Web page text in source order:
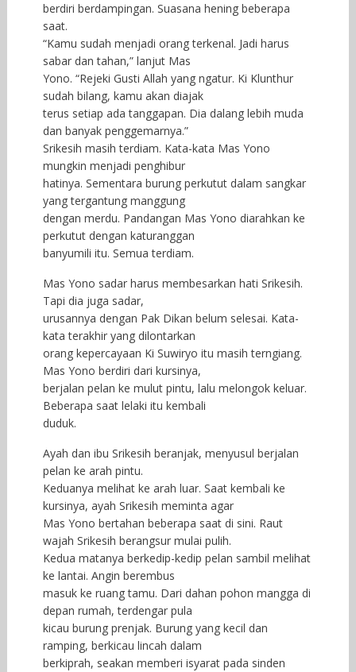
berdiri berdampingan. Suasana hening beberapa
saat.
“Kamu sudah menjadi orang terkenal. Jadi harus
sabar dan tahan,” lanjut Mas
Yono. “Rejeki Gusti Allah yang ngatur. Ki Klunthur
sudah bilang, kamu akan diajak
terus setiap ada tanggapan. Dia dalang lebih muda
dan banyak penggemarnya.”
Srikesih masih terdiam. Kata-kata Mas Yono
mungkin menjadi penghibur
hatinya. Sementara burung perkutut dalam sangkar
yang tergantung manggung
dengan merdu. Pandangan Mas Yono diarahkan ke
perkutut dengan katuranggan
banyumili itu. Semua terdiam.
Mas Yono sadar harus membesarkan hati Srikesih.
Tapi dia juga sadar,
urusannya dengan Pak Dikan belum selesai. Kata-
kata terakhir yang dilontarkan
orang kepercayaan Ki Suwiryo itu masih terngiang.
Mas Yono berdiri dari kursinya,
berjalan pelan ke mulut pintu, lalu melongok keluar.
Beberapa saat lelaki itu kembali
duduk.
Ayah dan ibu Srikesih beranjak, menyusul berjalan
pelan ke arah pintu.
Keduanya melihat ke arah luar. Saat kembali ke
kursinya, ayah Srikesih meminta agar
Mas Yono bertahan beberapa saat di sini. Raut
wajah Srikesih berangsur mulai pulih.
Kedua matanya berkedip-kedip pelan sambil melihat
ke lantai. Angin berembus
masuk ke ruang tamu. Dari dahan pohon mangga di
depan rumah, terdengar pula
kicau burung prenjak. Burung yang kecil dan
ramping, berkicau lincah dalam
berkiprah, seakan memberi isyarat pada sinden